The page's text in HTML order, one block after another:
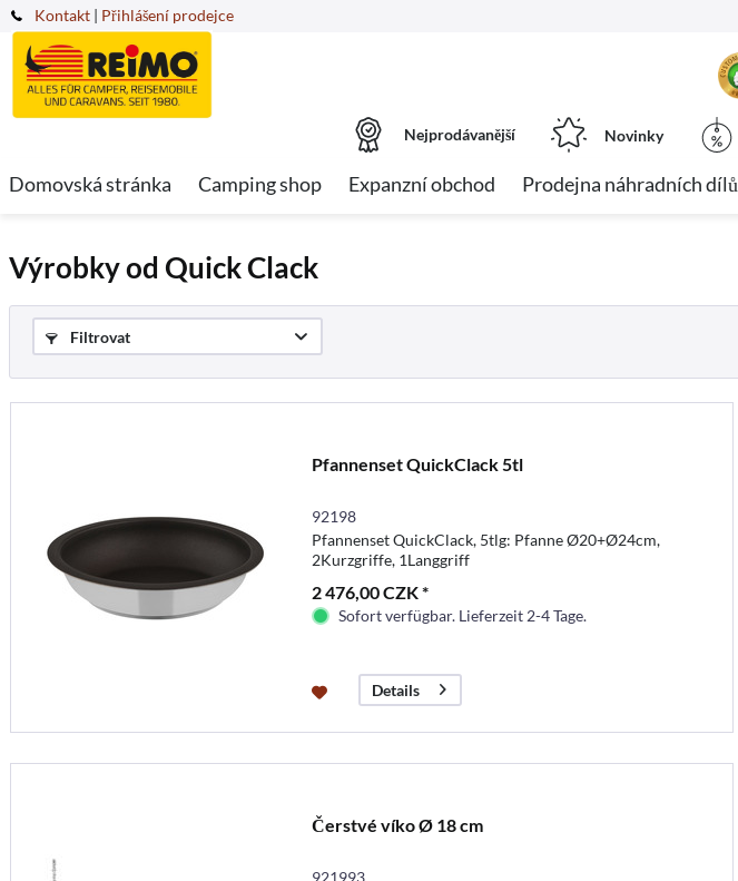
Kontakt | Přihlášení prodejce
Nejprodávanější Novinky
Domovská stránka Camping shop Expanzní obchod Prodejna náhradních dílů
Výrobky od Quick Clack
Filtrovat
Pfannenset QuickClack 5tl
92198
Pfannenset QuickClack, 5tlg: Pfanne Ø20+Ø24cm,
2Kurzgriffe, 1Langgriff
2 476,00 CZK *
Sofort verfügbar. Lieferzeit 2-4 Tage.
Details
Čerstvé víko Ø 18 cm
921993